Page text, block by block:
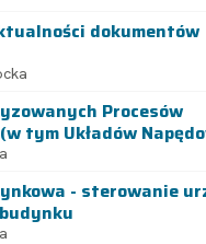
dokumentów
Procesów
tym Układów
- sterowanie